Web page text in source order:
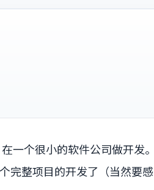
一个很小的软件公司做开发。
完整项目的开发了（当然要感